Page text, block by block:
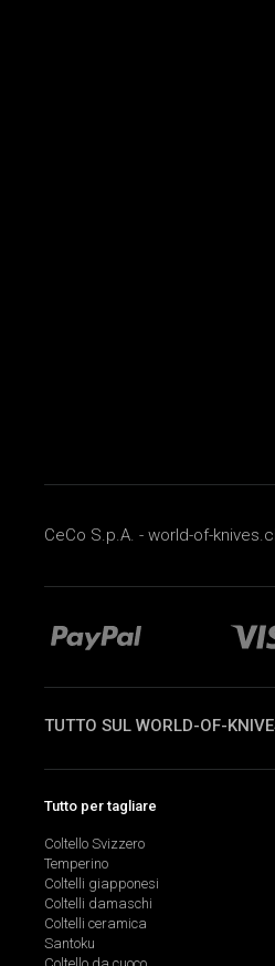
CeCo S.p.A. - world-of-
TUTTO SUL WORLD-OF-
Tutto per tagliare
Coltello Svizzero
Temperino
Coltelli giapponesi
Coltelli damaschi
Coltelli ceramica
Santoku